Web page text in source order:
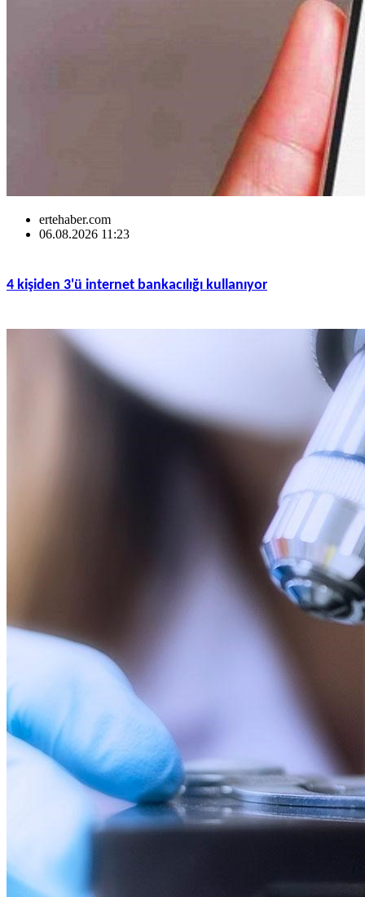
ertehaber.com
06.08.2026 11:23
4 kişiden 3'ü internet bankacılığı kullanıyor